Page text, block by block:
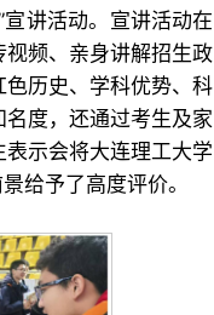
讲活动。宣讲活动在
频、亲身讲解招生政
历史、学科优势、科
度，还通过考生及家
示会将大连理工大学
给予了高度评价。